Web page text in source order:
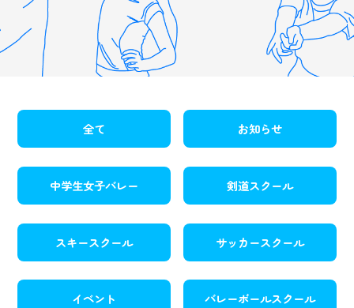
全て お知らせ
中学生女子バレー 剣道スクール
スキースクール サッカースクール
イベント バレーボールスクール